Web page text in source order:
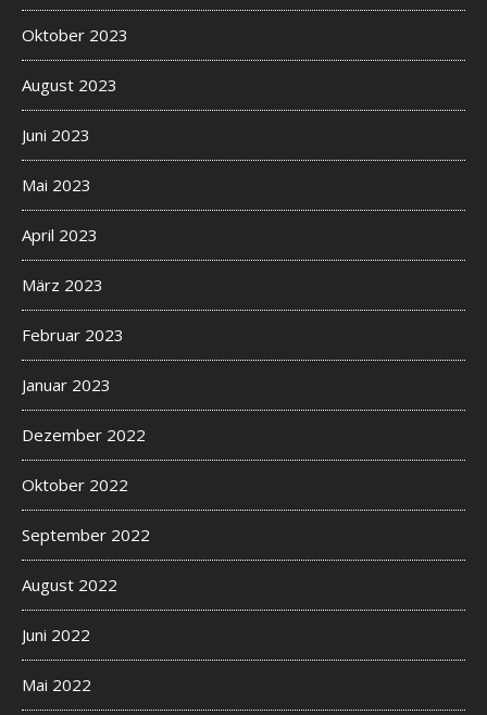
Oktober 2023
August 2023
Juni 2023
Mai 2023
April 2023
März 2023
Februar 2023
Januar 2023
Dezember 2022
Oktober 2022
September 2022
August 2022
Juni 2022
Mai 2022